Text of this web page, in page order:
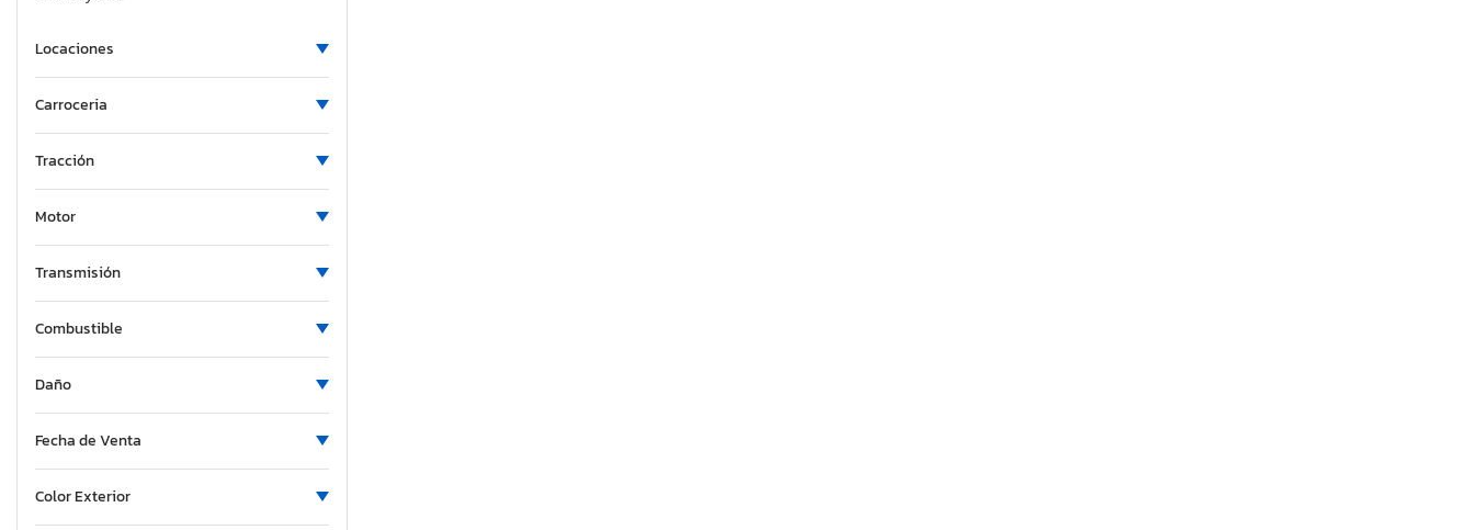
Michigan
Missouri
North Carolina
New Jersey
New Mexico
Nevada
New York
Ohio
Oklahoma
Ontario
Locaciones
Carroceria
Tracción
Motor
Transmisión
Combustible
Daño
Fecha de Venta
Color Exterior